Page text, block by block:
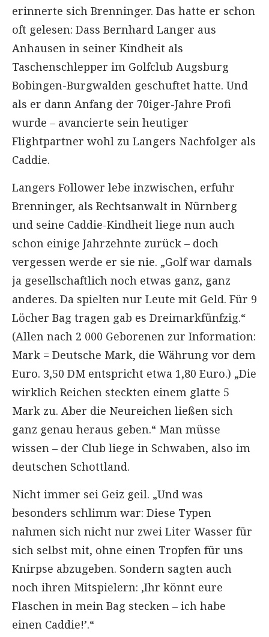
erinnerte sich Brenninger. Das hatte er schon
oft gelesen: Dass Bernhard Langer aus
Anhausen in seiner Kindheit als
Taschenschlepper im Golfclub Augsburg
Bobingen-Burgwalden geschuftet hatte. Und
als er dann Anfang der 70iger-Jahre Profi
wurde – avancierte sein heutiger
Flightpartner wohl zu Langers Nachfolger als
Caddie.
Langers Follower lebe inzwischen, erfuhr
Brenninger, als Rechtsanwalt in Nürnberg
und seine Caddie-Kindheit liege nun auch
schon einige Jahrzehnte zurück – doch
vergessen werde er sie nie. „Golf war damals
ja gesellschaftlich noch etwas ganz, ganz
anderes. Da spielten nur Leute mit Geld. Für 9
Löcher Bag tragen gab es Dreimarkfünfzig.“
(Allen nach 2 000 Geborenen zur Information:
Mark = Deutsche Mark, die Währung vor dem
Euro. 3,50 DM entspricht etwa 1,80 Euro.) „Die
wirklich Reichen steckten einem glatte 5
Mark zu. Aber die Neureichen ließen sich
ganz genau heraus geben.“ Man müsse
wissen – der Club liege in Schwaben, also im
deutschen Schottland.
Nicht immer sei Geiz geil. „Und was
besonders schlimm war: Diese Typen
nahmen sich nicht nur zwei Liter Wasser für
sich selbst mit, ohne einen Tropfen für uns
Knirpse abzugeben. Sondern sagten auch
noch ihren Mitspielern: ‚Ihr könnt eure
Flaschen in mein Bag stecken – ich habe
einen Caddie!’.“